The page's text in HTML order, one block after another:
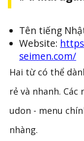
Tên tiếng
Website:
seimen.com/
Hai từ có thể
rẻ và nhanh.
udon - menu
nhàng.